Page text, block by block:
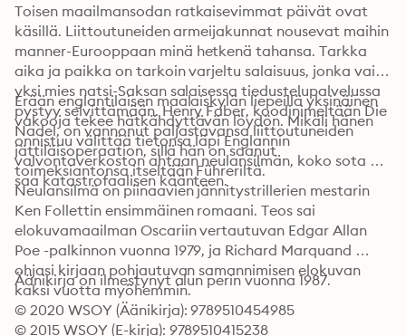
Toisen maailmansodan ratkaisevimmat päivät ovat
käsillä. Liittoutuneiden armeijakunnat nousevat maihin
manner-Eurooppaan minä hetkenä tahansa. Tarkka
aika ja paikka on tarkoin varjeltu salaisuus, jonka vain
yksi mies natsi-Saksan salaisessa tiedustelupalvelussa
pystyy selvittämään. Henry Faber, koodinimeltään Die
Nadel, on vannonut paljastavansa liittoutuneiden
jättiläisoperaation, sillä hän on saanut
toimeksiantonsa itseltään Führeriltä.
Erään englantilaisen maalaiskylän liepeillä yksinäinen
vakooja tekee hätkähdyttävän löydön. Mikäli hänen
onnistuu välittää tietonsa läpi Englannin
valvontaverkoston ahtaan neulansilmän, koko sota
saa katastrofaalisen käänteen.
Neulansilmä on piinaavien jännitystrillerien mestarin
Ken Follettin ensimmäinen romaani. Teos sai
elokuvamaailman Oscariin vertautuvan Edgar Allan
Poe -palkinnon vuonna 1979, ja Richard Marquand
ohjasi kirjaan pohjautuvan samannimisen elokuvan
kaksi vuotta myöhemmin.
Äänikirja on ilmestynyt alun perin vuonna 1987.
© 2020 WSOY (Äänikirja): 9789510454985
© 2015 WSOY (E-kirja): 9789510415238